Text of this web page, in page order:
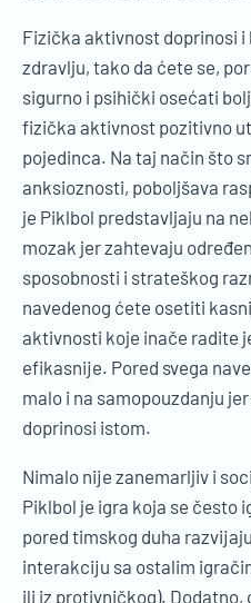
Fizička aktivnost doprinosi
zdravlju, tako da ćete se,
sigurno i psihički osećati
fizička aktivnost pozitivno
pojedinca. Na taj način što
anksioznosti, poboljšava
je Piklbol predstavljaju na
mozak jer zahtevaju
sposobnosti i strateškog
navedenog ćete osetiti
aktivnosti koje inače radite
efikasnije. Pored svega
malo i na samopouzdanju
doprinosi istom.
Nimalo nije zanemarljiv i
Piklbol je igra koja se često
pored timskog duha
interakciju sa ostalim
ili iz protivničkog). Dodatno,